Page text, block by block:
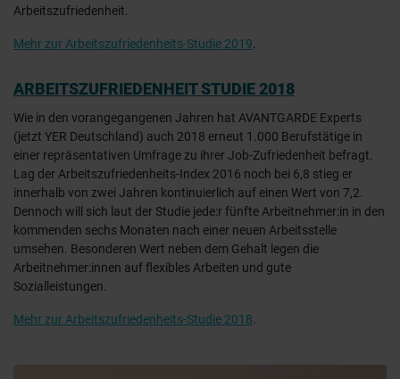
Arbeitszufriedenheit.
Mehr zur Arbeitszufriedenheits-Studie 2019
ARBEITSZUFRIEDENHEIT STUDIE 2018
Wie in den vorangegangenen Jahren hat AVANTGARDE Experts
(jetzt YER Deutschland) auch 2018 erneut 1.000 Berufstätige in
einer repräsentativen Umfrage zu ihrer Job-Zufriedenheit befragt.
Lag der Arbeitszufriedenheits-Index 2016 noch bei 6,8 stieg er
innerhalb von zwei Jahren kontinuierlich auf einen Wert von 7,2.
Dennoch will sich laut der Studie jede:r fünfte Arbeitnehmer:in in den
kommenden sechs Monaten nach einer neuen Arbeitsstelle
umsehen. Besonderen Wert neben dem Gehalt legen die
Arbeitnehmer:innen auf flexibles Arbeiten und gute
Sozialleistungen.
Mehr zur Arbeitszufriedenheits-Studie 2018